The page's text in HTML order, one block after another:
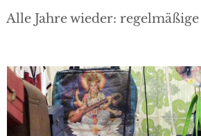
Alle Jahre wieder: